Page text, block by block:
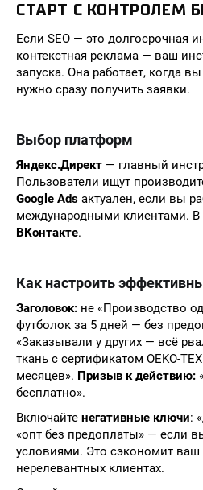
СТАРТ С КОНТРОЛЕМ
Если SEO — это долгосрочная
контекстная реклама — ваш
запуска. Она работает, когда
нужно сразу получить заявки.
Выбор платформ
Яндекс.Директ — главный
Пользователи ищут
Google Ads актуален, если вы
международными клиентами. В
ВКонтакте.
Как настроить
Заголовок: не «Производство
футболок за 5 дней — без
«Заказывали у других — всё
ткань с сертификатом OEKO-
месяцев». Призыв к действию:
бесплатно».
Включайте негативные ключи:
«опт без предоплаты» — если
условиями. Это сэкономит
нерелевантных клиентах.